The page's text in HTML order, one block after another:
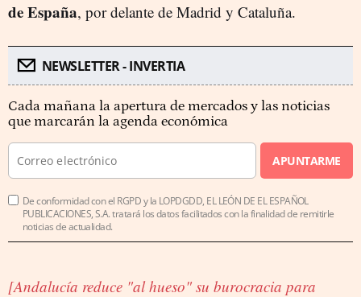
de España, por delante de Madrid y Cataluña.
NEWSLETTER - INVERTIA
Cada mañana la apertura de mercados y las noticias
que marcarán la agenda económica
APUNTARME
De conformidad con el RGPD y la LOPDGDD, EL LEÓN DE EL ESPAÑOL
PUBLICACIONES, S.A. tratará los datos facilitados con la finalidad de remitirle
noticias de actualidad.
[Andalucía reduce "al hueso" su burocracia para